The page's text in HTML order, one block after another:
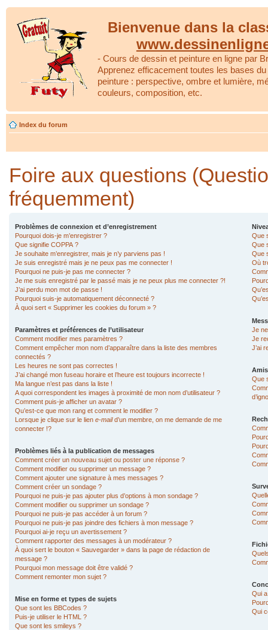
Bienvenue dans la
- Cours de dessin et peinture en ligne par
Apprenez efficacement toutes les bases
peinture : perspective, ombre et lumière,
couleurs, composition, etc.
Index du forum
Foire aux questions
fréquemment)
Problèmes de connexion et d’enregistrement
Pourquoi dois-je m’enregistrer ?
Que signifie COPPA ?
Je souhaite m’enregistrer, mais je n’y parviens pas !
Je suis enregistré mais je ne peux pas me connecter !
Pourquoi ne puis-je pas me connecter ?
Je me suis enregistré par le passé mais je ne peux plus me connecter ?!
J’ai perdu mon mot de passe !
Pourquoi suis-je automatiquement déconnecté ?
À quoi sert « Supprimer les cookies du forum » ?
Paramètres et préférences de l’utilisateur
Comment modifier mes paramètres ?
Comment empêcher mon nom d’apparaître dans la liste des membres
connectés ?
Les heures ne sont pas correctes !
J’ai changé mon fuseau horaire et l’heure est toujours incorrecte !
Ma langue n’est pas dans la liste !
A quoi correspondent les images à proximité de mon nom d’utilisateur ?
Comment puis-je afficher un avatar ?
Qu’est-ce que mon rang et comment le modifier ?
Lorsque je clique sur le lien e-maild’un membre, on me demande de me
connecter !?
Problèmes liés à la publication de messages
Comment créer un nouveau sujet ou poster une réponse ?
Comment modifier ou supprimer un message ?
Comment ajouter une signature à mes messages ?
Comment créer un sondage ?
Pourquoi ne puis-je pas ajouter plus d’options à mon sondage ?
Comment modifier ou supprimer un sondage ?
Pourquoi ne puis-je pas accéder à un forum ?
Pourquoi ne puis-je pas joindre des fichiers à mon message ?
Pourquoi ai-je reçu un avertissement ?
Comment rapporter des messages à un modérateur ?
À quoi sert le bouton « Sauvegarder » dans la page de rédaction de
message ?
Pourquoi mon message doit être validé ?
Comment remonter mon sujet ?
Mise en forme et types de sujets
Que sont les BBCodes ?
Puis-je utiliser le HTML ?
Que sont les smileys ?
Que
Que
Que
Où
Je
Je
J’ai
Que
Qui
Qui